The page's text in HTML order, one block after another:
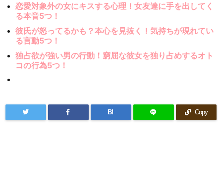
恋愛対象外の女にキスする心理！女友達に手を出してく
る本音5つ！
彼氏が怒ってるかも？本心を見抜く！気持ちが現れてい
る言動5つ！
独占欲が強い男の行動！窮屈な彼女を独り占めするオト
コの行為5つ！
B! Copy